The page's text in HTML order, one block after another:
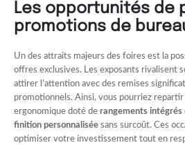
Les opportunités de
promotions de
Un des attraits majeurs des foires est la
offres exclusives. Les exposants rivalisent
attirer l’attention avec des remises
promotionnels. Ainsi, vous pourriez repartir
ergonomique doté de rangements intégrés
finition personnalisée sans surcoût. Ces
optimiser votre investissement tout en